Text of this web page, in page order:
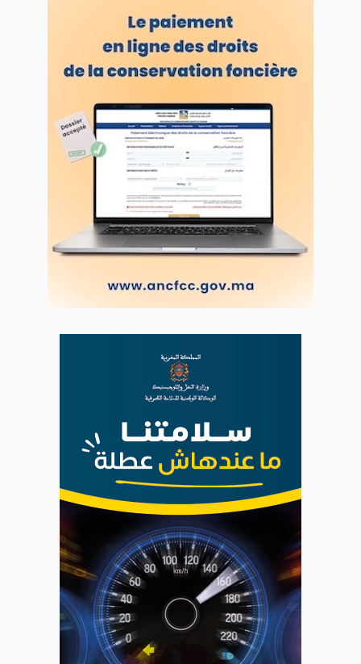
A propos de L'ODJ
VOS CONTRIBUTIONS
Proposer votre article
LODJ VIDÉO
L'ODJ LIVE TV
LODJ AUDIO
WEB RADIO R212
Copyright © 2022 Groupe de presse Arrissala
Ce site utilise Google Analytics. En continuant à naviguer, vous nous
autorisez à déposer un cookie à des fins de mesure d'audience
Plan du site| Syndication